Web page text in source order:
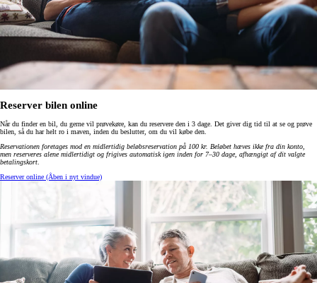
Reserver bilen online
Når du finder en bil, du gerne vil prøvekøre, kan du reservere den i 3 dage. Det giver dig tid til at se og prøve
bilen, så du har helt ro i maven, inden du beslutter, om du vil købe den.
Reservationen foretages mod en midlertidig beløbsreservation på 100 kr. Beløbet hæves ikke fra din konto,
men reserveres alene midlertidigt og frigives automatisk igen inden for 7–30 dage, afhængigt af dit valgte
betalingskort.
Reserver online (Åben i nyt vindue)